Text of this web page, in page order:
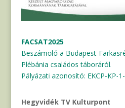
FACSAT2025
Beszámoló a Budapest-
Plébánia családos táboráról.
Pályázati azonosító: EKCP-KP-
Hegyvidék TV Kulturpont